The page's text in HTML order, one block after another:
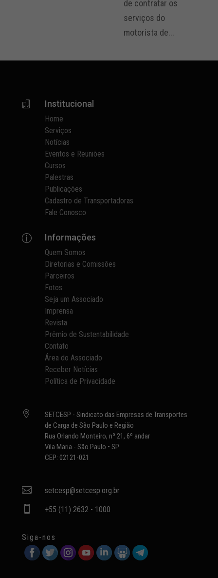
de contratar os
serviços do
motorista de...
 Institucional
Home
Serviços
Notícias
Eventos e Reuniões
Cursos
Palestras
Publicações
Cadastro de Transportadoras
Fale Conosco
p Informações
Quem Somos
Diretorias e Comissões
Parceiros
Fotos
Seja um Associado
Imprensa
Revista
Prêmio de Sustentabilidade
Contato
Área do Associado
Receber Notícias
Política de Privacidade

SETCESP - Sindicato das Empresas de Transportes
de Carga de São Paulo e Região
Rua Orlando Monteiro, nº 21, 6º andar
Vila Maria - São Paulo • SP
CEP: 02121-021
 setcesp@setcesp.org.br
 +55 (11) 2632 - 1000
Siga-nos